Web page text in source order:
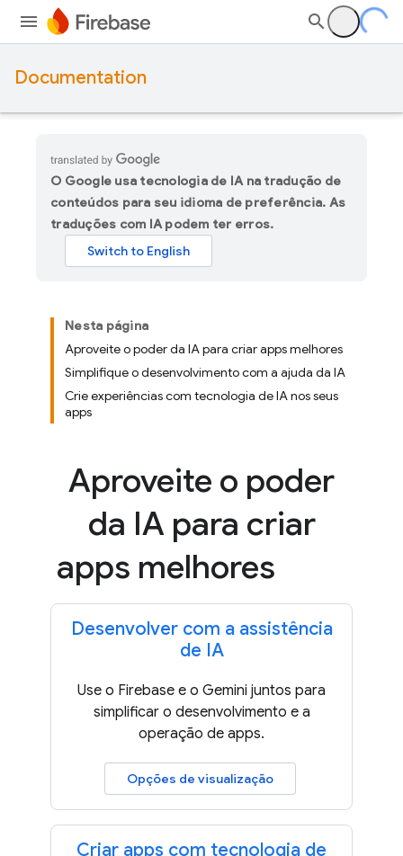
Documentation
O Google usa tecnologia de IA na tradução de
conteúdos para seu idioma de preferência. As
traduções com IA podem ter erros.
Nesta página
Aproveite o poder da IA para criar apps melhores
Simplifique o desenvolvimento com a ajuda da IA
Crie experiências com tecnologia de IA nos seus
apps
Aproveite o poder
da IA para criar
apps melhores
Desenvolver com a assistência
de IA
Use o Firebase e o Gemini juntos para
simplificar o desenvolvimento e a
operação de apps.
Opções de visualização
Criar apps com tecnologia de